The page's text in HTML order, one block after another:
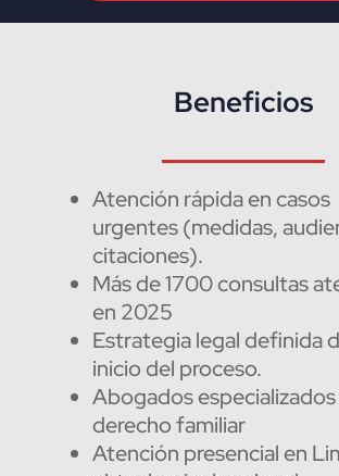
Beneficios
Atención rápida en casos
urgentes (medidas,
citaciones).
Más de 1700 consultas
en 2025
Estrategia legal definida
inicio del proceso.
Abogados especializados
derecho familiar
Atención presencial en